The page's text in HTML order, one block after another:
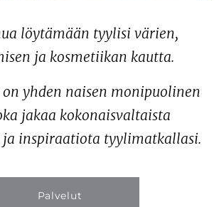
löytämään tyylisi värien,
ja kosmetiikan kautta.
on yhden naisen monipuolinen
jakaa kokonaisvaltaista
inspiraatiota tyylimatkallasi.
Palvelut